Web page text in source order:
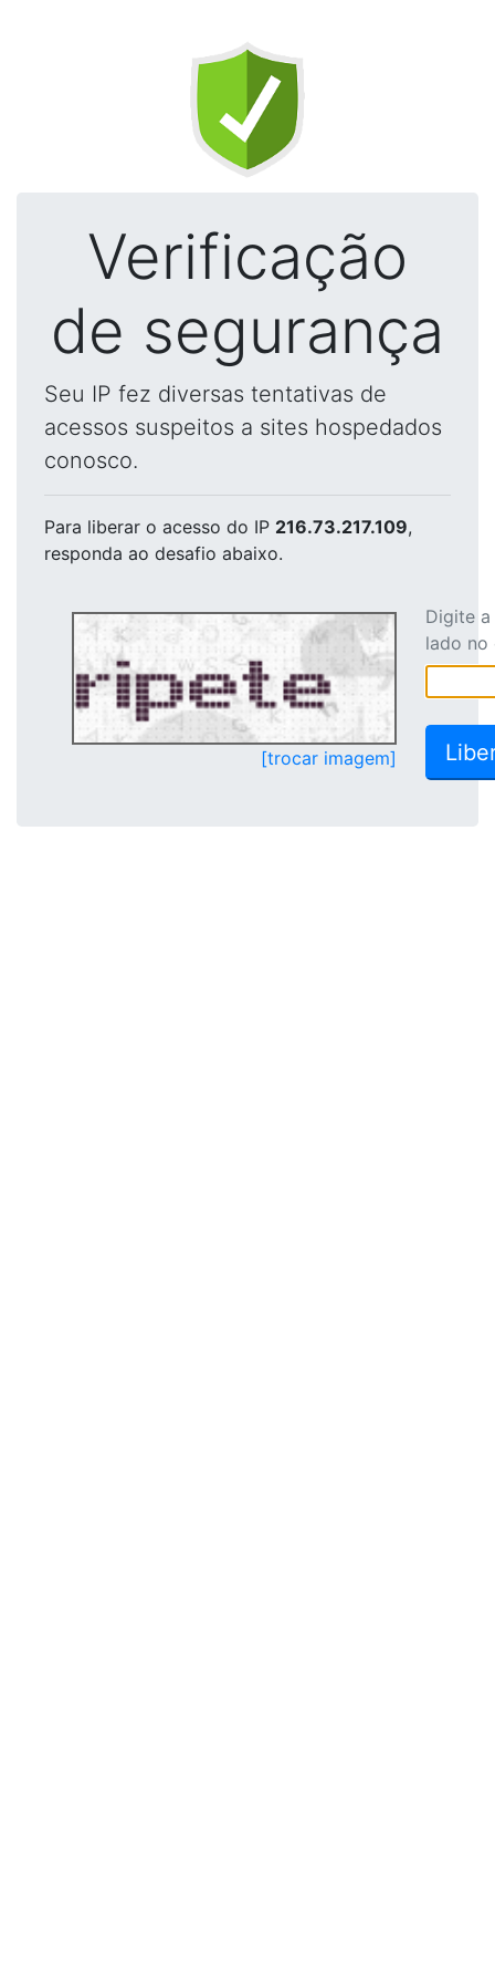
Verificação
de segurança
Seu IP fez diversas tentativas de
acessos suspeitos a sites hospedados
conosco.
Para liberar o acesso do IP 216.73.217.109,
responda ao desafio abaixo.
[trocar imagem]
Digite
lado no